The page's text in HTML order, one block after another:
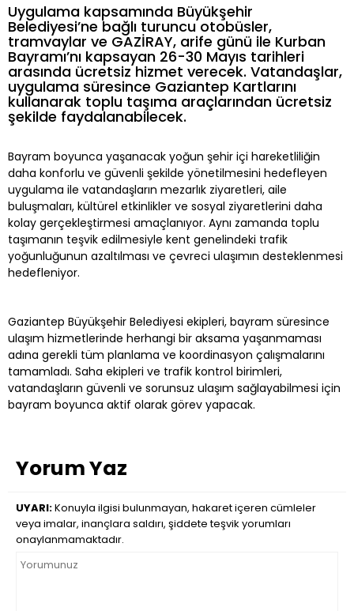
Uygulama kapsamında Büyükşehir
Belediyesi’ne bağlı turuncu otobüsler,
tramvaylar ve GAZİRAY, arife günü ile Kurban
Bayramı’nı kapsayan 26-30 Mayıs tarihleri
arasında ücretsiz hizmet verecek. Vatandaşlar,
uygulama süresince Gaziantep Kartlarını
kullanarak toplu taşıma araçlarından ücretsiz
şekilde faydalanabilecek.
Bayram boyunca yaşanacak yoğun şehir içi hareketliliğin
daha konforlu ve güvenli şekilde yönetilmesini hedefleyen
uygulama ile vatandaşların mezarlık ziyaretleri, aile
buluşmaları, kültürel etkinlikler ve sosyal ziyaretlerini daha
kolay gerçekleştirmesi amaçlanıyor. Aynı zamanda toplu
taşımanın teşvik edilmesiyle kent genelindeki trafik
yoğunluğunun azaltılması ve çevreci ulaşımın desteklenmesi
hedefleniyor.
Gaziantep Büyükşehir Belediyesi ekipleri, bayram süresince
ulaşım hizmetlerinde herhangi bir aksama yaşanmaması
adına gerekli tüm planlama ve koordinasyon çalışmalarını
tamamladı. Saha ekipleri ve trafik kontrol birimleri,
vatandaşların güvenli ve sorunsuz ulaşım sağlayabilmesi için
bayram boyunca aktif olarak görev yapacak.
Yorum Yaz
UYARI:Konuyla ilgisi bulunmayan, hakaret içeren cümleler
veya imalar, inançlara saldırı, şiddete teşvik yorumları
onaylanmamaktadır.